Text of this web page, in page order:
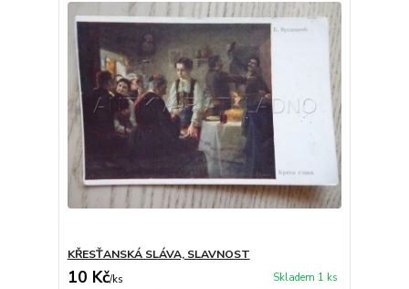
KŘESŤANSKÁ SLÁVA, SLAVNOST
10 Kč/ks Skladem 1 ks